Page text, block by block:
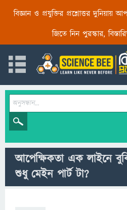
বিজ্ঞান ও প্রযুক্তির প্রশ্নোত্তর দুনিয়ায়
জিতে নিন পুরস্কার,
আপেক্ষিকতা এক লাইনে
শুধু মেইন পার্ট টা?